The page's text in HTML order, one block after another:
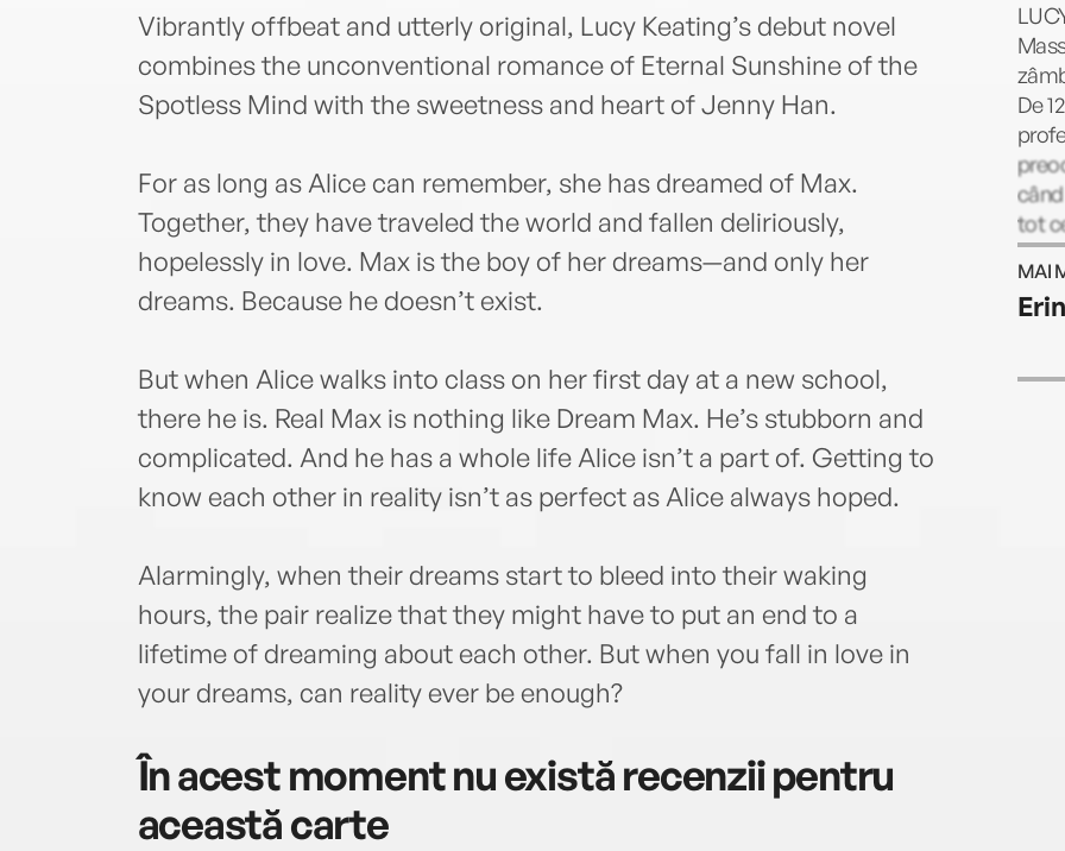
Vibrantly offbeat and utterly original, Lucy Keating’s debut novel
combines the unconventional romance of Eternal Sunshine of the
Spotless Mind with the sweetness and heart of Jenny Han.
For as long as Alice can remember, she has dreamed of Max.
Together, they have traveled the world and fallen deliriously,
hopelessly in love. Max is the boy of her dreams—and only her
dreams. Because he doesn’t exist.
But when Alice walks into class on her first day at a new school,
there he is. Real Max is nothing like Dream Max. He’s stubborn and
complicated. And he has a whole life Alice isn’t a part of. Getting to
know each other in reality isn’t as perfect as Alice always hoped.
Alarmingly, when their dreams start to bleed into their waking
hours, the pair realize that they might have to put an end to a
lifetime of dreaming about each other. But when you fall in love in
your dreams, can reality ever be enough?
În acest moment nu există recenzii pentru
această carte
De
tot
MAI